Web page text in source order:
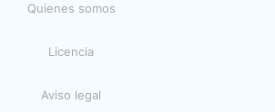
Quienes somos
Licencia
Aviso legal